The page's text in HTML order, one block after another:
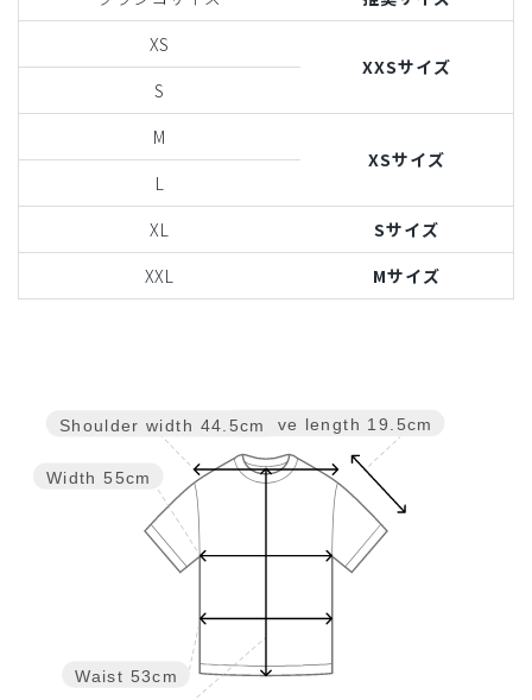
XS
XXSサイズ
S
M
XSサイズ
L
XL
Sサイズ
XXL
Mサイズ
Sleeve length 19.5cm
Waist 53cm
Width 55cm
Shoulder width 44.5cm